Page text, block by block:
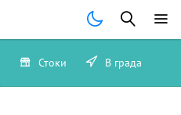
Стоки В града